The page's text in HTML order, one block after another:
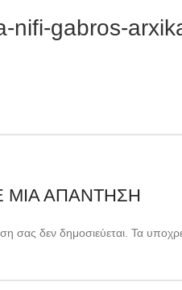
nifi-gabros-
ΜΙΑ ΑΠΆΝΤΗΣΗ
σας δεν δημοσιεύεται. Τα